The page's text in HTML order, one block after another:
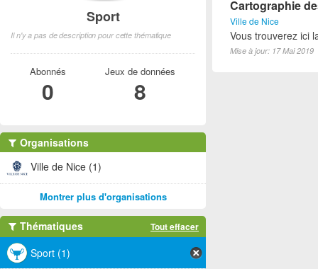
Cartographie
Ville de Nice
Vous trouverez ici
Mise à jour: 17 Mai 2019
Sport
Il n'y a pas de description pour cette thématique
Abonnés
0
Jeux de données
8
Organisations
Ville de Nice (1)
Montrer plus d'organisations
Thématiques Tout effacer
Sport (1)